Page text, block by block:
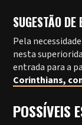
SUGESTÃO
Pela
nesta
entrada para a
Corinthians,
POSSÍVEIS